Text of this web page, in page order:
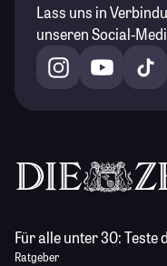
Lass uns in
unseren Social-
Für alle unter 30:Teste
Ratgeber